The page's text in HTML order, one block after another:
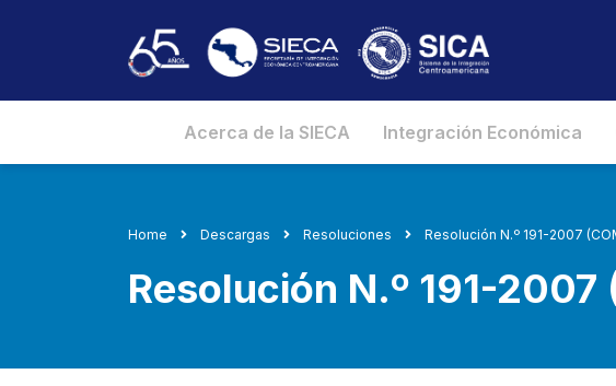
Acerca de la SIECA Integración Económica
Home Descargas Resoluciones Resolución N.º 191-2007
Resolución N.º 191-2007